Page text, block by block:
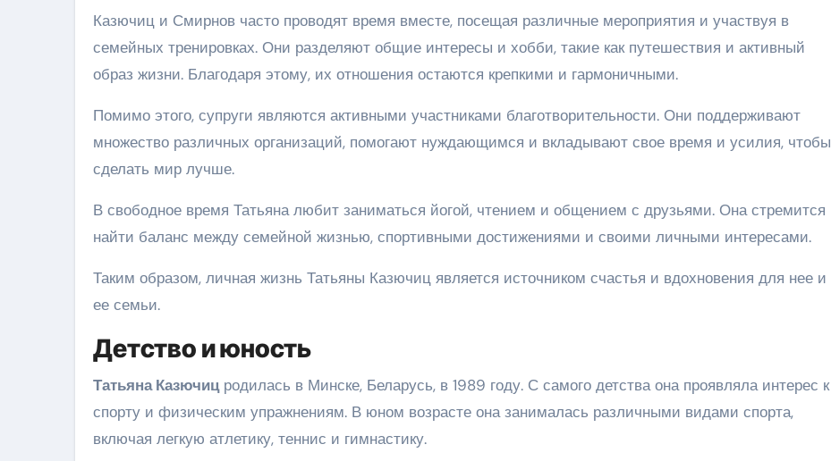
Казючиц и Смирнов часто проводят время вместе, посещая различные мероприятия и участвуя в
семейных тренировках. Они разделяют общие интересы и хобби, такие как путешествия и активный
образ жизни. Благодаря этому, их отношения остаются крепкими и гармоничными.
Помимо этого, супруги являются активными участниками благотворительности. Они поддерживают
множество различных организаций, помогают нуждающимся и вкладывают свое время и усилия, чтобы
сделать мир лучше.
В свободное время Татьяна любит заниматься йогой, чтением и общением с друзьями. Она стремится
найти баланс между семейной жизнью, спортивными достижениями и своими личными интересами.
Таким образом, личная жизнь Татьяны Казючиц является источником счастья и вдохновения для нее и
ее семьи.
Детство и юность
Татьяна Казючицродилась в Минске, Беларусь, в 1989 году. С самого детства она проявляла интерес к
спорту и физическим упражнениям. В юном возрасте она занималась различными видами спорта,
включая легкую атлетику, теннис и гимнастику.